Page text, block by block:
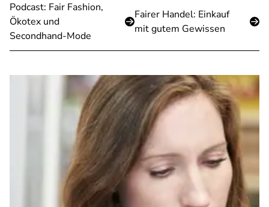
Podcast: Fair Fashion,
Ökotex und
Secondhand-Mode
Fairer Handel: Einkauf
mit gutem Gewissen